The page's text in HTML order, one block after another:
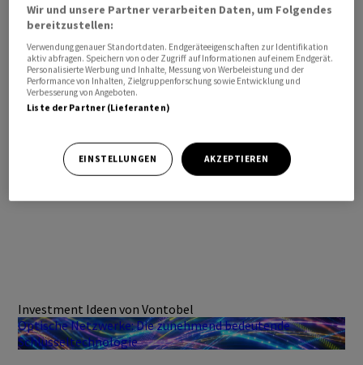
Investment Ideen von Vontobel
Optische Netzwerke: Die zunehmend bedeutende
Schlüsseltechnologie
Wir und unsere Partner verarbeiten Daten, um Folgendes
bereitzustellen:
Verwendung genauer Standortdaten. Endgeräteeigenschaften zur Identifikation
aktiv abfragen. Speichern von oder Zugriff auf Informationen auf einem Endgerät.
Personalisierte Werbung und Inhalte, Messung von Werbeleistung und der
Performance von Inhalten, Zielgruppenforschung sowie Entwicklung und
Verbesserung von Angeboten.
Liste der Partner (Lieferanten)
EINSTELLUNGEN AKZEPTIEREN